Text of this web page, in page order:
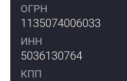
ОГРН
1135074006033
ИНН
5036130764
КПП